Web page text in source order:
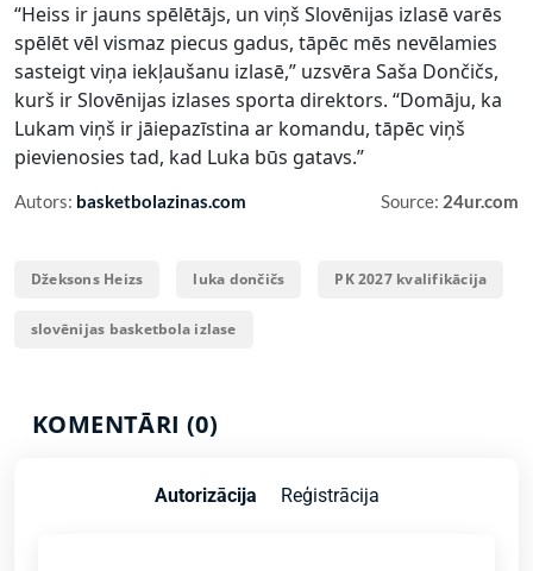
“Heiss ir jauns spēlētājs, un viņš Slovēnijas izlasē varēs
spēlēt vēl vismaz piecus gadus, tāpēc mēs nevēlamies
sasteigt viņa iekļaušanu izlasē,” uzsvēra Saša Dončičs,
kurš ir Slovēnijas izlases sporta direktors. “Domāju, ka
Lukam viņš ir jāiepazīstina ar komandu, tāpēc viņš
pievienosies tad, kad Luka būs gatavs.”
Autors: basketbolazinas.com Source: 24ur.com
Džeksons Heizs luka dončičs PK 2027 kvalifikācija
slovēnijas basketbola izlase
KOMENTĀRI (0)
Autorizācija Reģistrācija